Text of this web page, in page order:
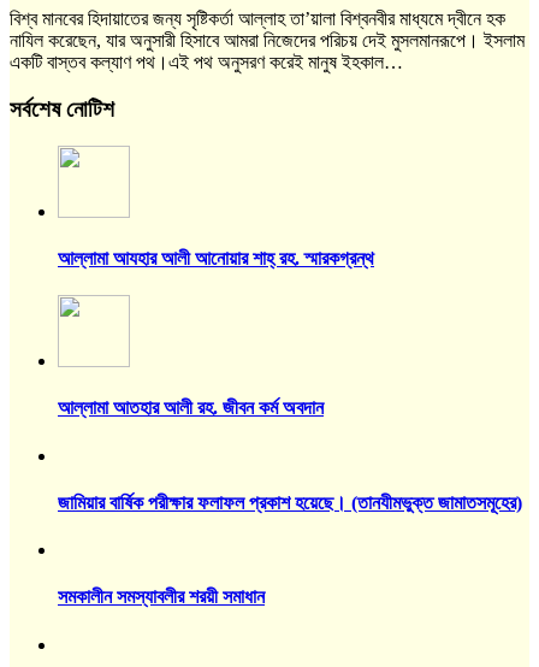
বিশ্ব মানবের হিদায়াতের জন্য সৃষ্টিকর্তা আল্লাহ তা’য়ালা বিশ্বনবীর মাধ্যমে দ্বীনে হক
নাযিল করেছেন, যার অনুসারী হিসাবে আমরা নিজেদের পরিচয় দেই মুসলমানরূপে। ইসলাম
একটি বাস্তব কল্যাণ পথ।এই পথ অনুসরণ করেই মানুষ ইহকাল…
সর্বশেষ নোটিশ
আল্লামা আযহার আলী আনোয়ার শাহ্‌ রহ. স্মারকগ্রন্থ
আল্লামা আতহার আলী রহ. জীবন কর্ম অবদান
জামিয়ার বার্ষিক পরীক্ষার ফলাফল প্রকাশ হয়েছে। (তানযীমভুক্ত জামাতসমূহের)
সমকালীন সমস্যাবলীর শরয়ী সমাধান